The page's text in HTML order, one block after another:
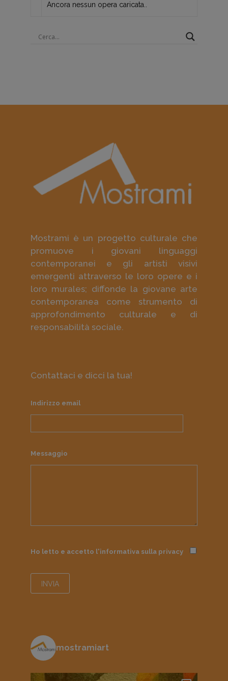
Ancora nessun opera caricata..
Mostrami è un progetto culturale che
promuove i giovani linguaggi
contemporanei e gli artisti visivi
emergenti attraverso le loro opere e i
loro murales; diffonde la giovane arte
contemporanea come strumento di
approfondimento culturale e di
responsabilità sociale.
Contattaci e dicci la tua!
Indirizzo email
Messaggio
Ho letto e accetto l'informativa sulla privacy
mostramiart